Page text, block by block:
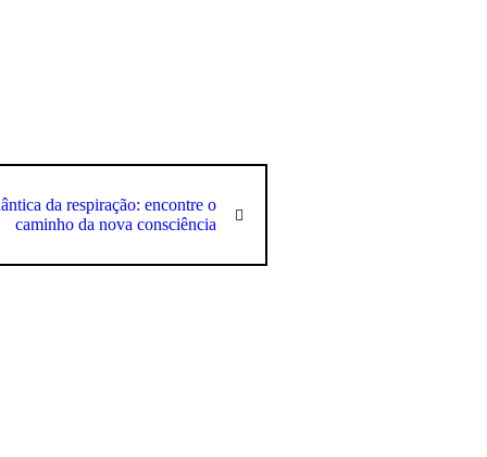
da respiração: encontre o
caminho da nova consciência